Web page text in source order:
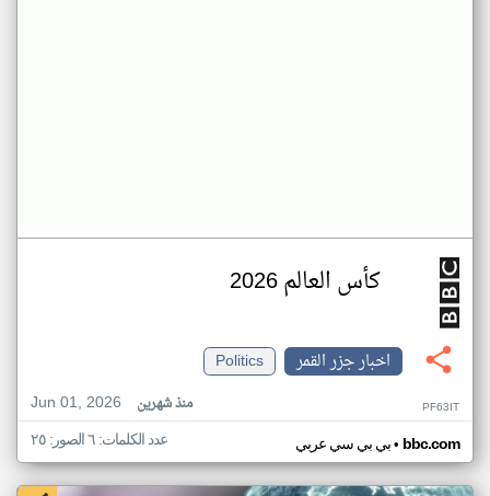
كأس العالم 2026
اخبار جزر القمر
Politics
Jun 01, 2026
منذ شهرين PF63IT
بي بي سي عربي• bbc.com عدد الكلمات: ٦ الصور: ٢٥